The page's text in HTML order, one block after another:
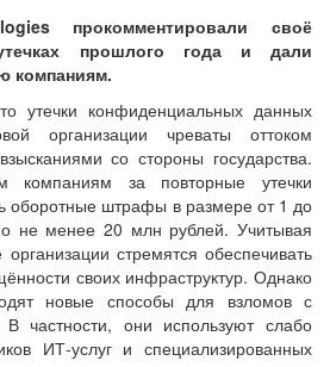
прокомментировали своё
прошлого года и дали
компаниям.
утечки конфиденциальных данных
организации чреваты оттоком
со стороны государства.
компаниям за повторные утечки
оборотные штрафы в размере от 1 до
не менее 20 млн рублей. Учитывая
стремятся обеспечивать
своих инфраструктур. Однако
новые способы для взломов с
частности, они используют слабо
ИТ-услуг и специализированных